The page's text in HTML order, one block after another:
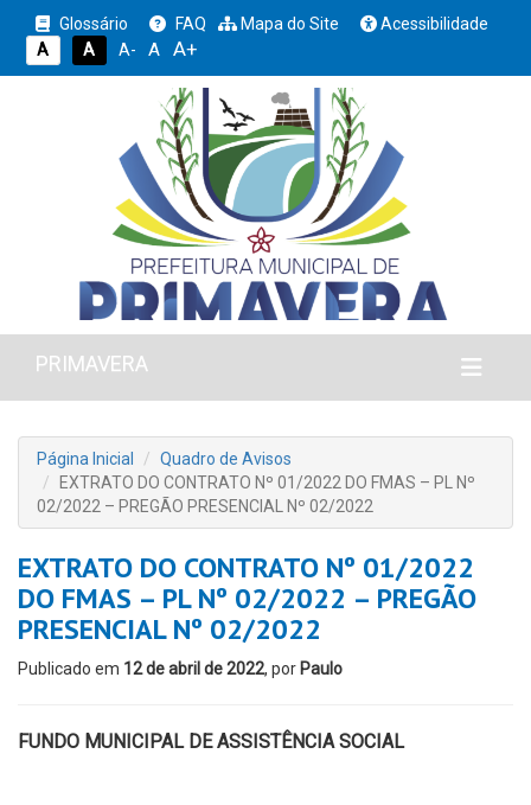
Glossário FAQ Mapa do Site
Acessibilidade
A
A A- A A+
PRIMAVERA
Página Inicial
Quadro de Avisos
EXTRATO DO CONTRATO Nº 01/2022 DO FMAS – PL Nº
02/2022 – PREGÃO PRESENCIAL Nº 02/2022
EXTRATO DO CONTRATO Nº 01/2022
DO FMAS – PL Nº 02/2022 – PREGÃO
PRESENCIAL Nº 02/2022
Publicado em 12 de abril de 2022, por Paulo
FUNDO MUNICIPAL DE ASSISTÊNCIA SOCIAL